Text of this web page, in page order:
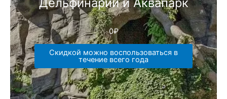
Дельфинарий и Аквапарк
0₽
Скидкой можно воспользоваться в
течение всего года